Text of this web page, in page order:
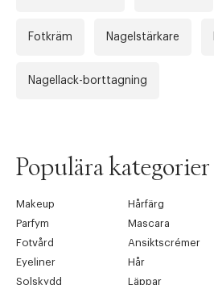
Fotkräm Nagelstärkare
Nagellack-borttagning
Populära kategorier
Makeup Hårfärg
Parfym
Mascara
Fotvård
Ansiktscrémer
Eyeliner
Hår
Solskydd
Läppar